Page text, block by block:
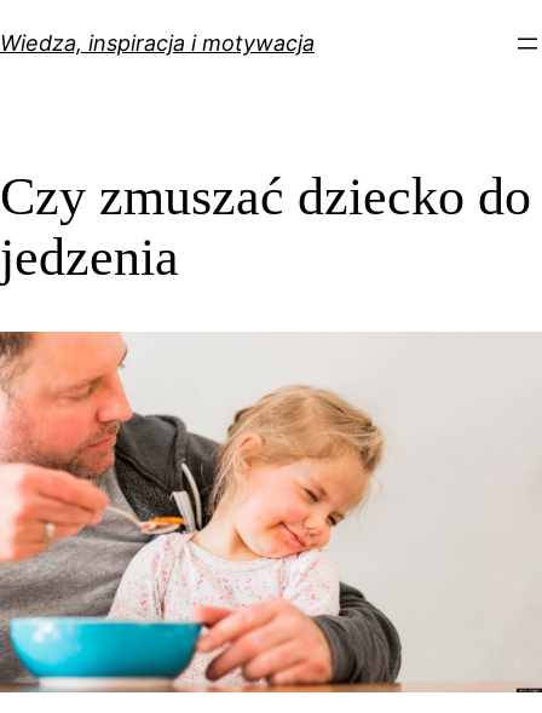
do
Wiedza, inspiracja i motywacja
Czy zmuszać dziecko do
jedzenia